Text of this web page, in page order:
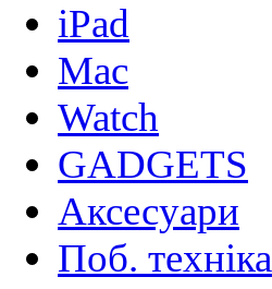
iPad
Mac
Watch
GADGETS
Аксесуари
Поб. техніка